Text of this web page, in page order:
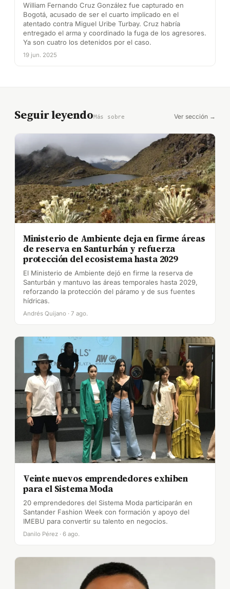
William Fernando Cruz González fue capturado en
Bogotá, acusado de ser el cuarto implicado en el
atentado contra Miguel Uribe Turbay. Cruz habría
entregado el arma y coordinado la fuga de los agresores.
Ya son cuatro los detenidos por el caso.
19 jun. 2025
Seguir leyendoMás sobre Ver sección →
Ministerio de Ambiente deja en firme áreas
de reserva en Santurbán y refuerza
protección del ecosistema hasta 2029
El Ministerio de Ambiente dejó en firme la reserva de
Santurbán y mantuvo las áreas temporales hasta 2029,
reforzando la protección del páramo y de sus fuentes
hídricas.
Andrés Quijano · 7 ago.
Veinte nuevos emprendedores exhiben
para el Sistema Moda
20 emprendedores del Sistema Moda participarán en
Santander Fashion Week con formación y apoyo del
IMEBU para convertir su talento en negocios.
Danilo Pérez · 6 ago.